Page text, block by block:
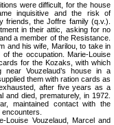
were difficult, for the house
inquisitive and the risk of
friends, the Joffre family (q.v.).
in their attic, asking for no
a member of the Resistance.
and his wife, Marilou, to take in
the occupation. Marie-Louise
for the Kozaks, with which
Vouzelaud’s house in a
them with ration cards as
after five years as a
died, prematurely, in 1972.
maintained contact with the
Louise Vouzelaud, Marcel and